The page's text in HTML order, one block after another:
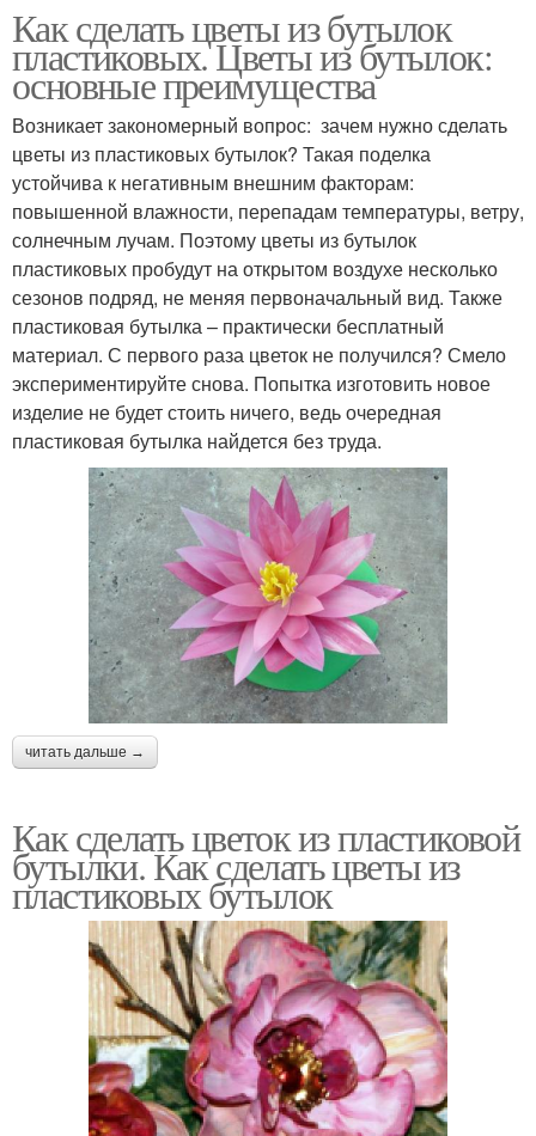
Как сделать цветы из бутылок
пластиковых. Цветы из бутылок:
основные преимущества
Возникает закономерный вопрос: зачем нужно сделать
цветы из пластиковых бутылок? Такая поделка
устойчива к негативным внешним факторам:
повышенной влажности, перепадам температуры, ветру,
солнечным лучам. Поэтому цветы из бутылок
пластиковых пробудут на открытом воздухе несколько
сезонов подряд, не меняя первоначальный вид. Также
пластиковая бутылка – практически бесплатный
материал. С первого раза цветок не получился? Смело
экспериментируйте снова. Попытка изготовить новое
изделие не будет стоить ничего, ведь очередная
пластиковая бутылка найдется без труда.
читать дальше →
Как сделать цветок из пластиковой
бутылки. Как сделать цветы из
пластиковых бутылок